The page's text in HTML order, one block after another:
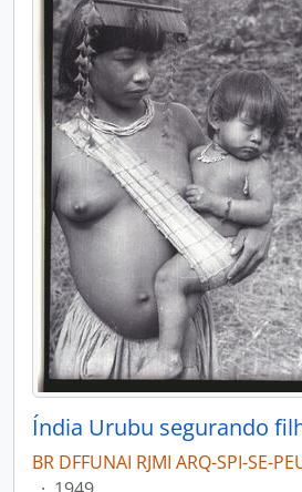
Índia Urubu segurando
BR DFFUNAI RJMI ARQ-SPI-SE-